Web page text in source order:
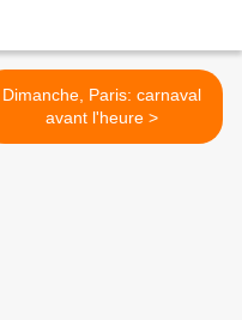
Dimanche, Paris: carnaval
avant l'heure >